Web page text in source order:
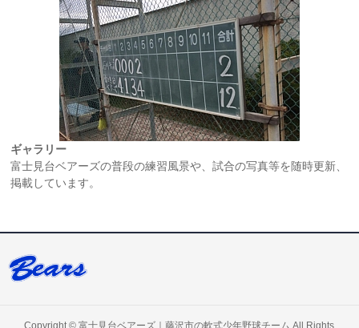
ギャラリー
富士見台ベアーズの普段の練習風景や、試合の写真等を随時更新、
掲載しています。
Copyright ©富士見台ベアーズ｜藤沢市の軟式少年野球チーム All Rights